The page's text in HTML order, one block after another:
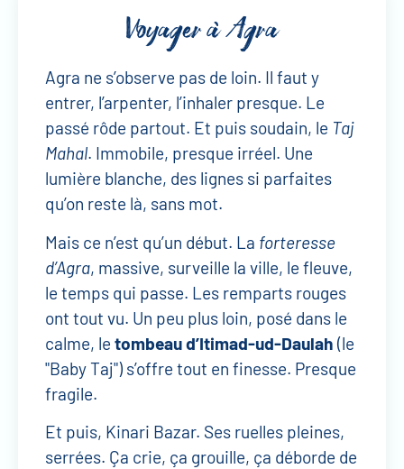
Voyager à Agra
Agra ne s’observe pas de loin. Il faut y
entrer, l’arpenter, l’inhaler presque. Le
passé rôde partout. Et puis soudain, le Taj
Mahal. Immobile, presque irréel. Une
lumière blanche, des lignes si parfaites
qu’on reste là, sans mot.
Mais ce n’est qu’un début. La forteresse
d’Agra, massive, surveille la ville, le fleuve,
le temps qui passe. Les remparts rouges
ont tout vu. Un peu plus loin, posé dans le
calme, le tombeau d’Itimad-ud-Daulah (le
"Baby Taj") s’offre tout en finesse. Presque
fragile.
Et puis, Kinari Bazar. Ses ruelles pleines,
serrées. Ça crie, ça grouille, ça déborde de